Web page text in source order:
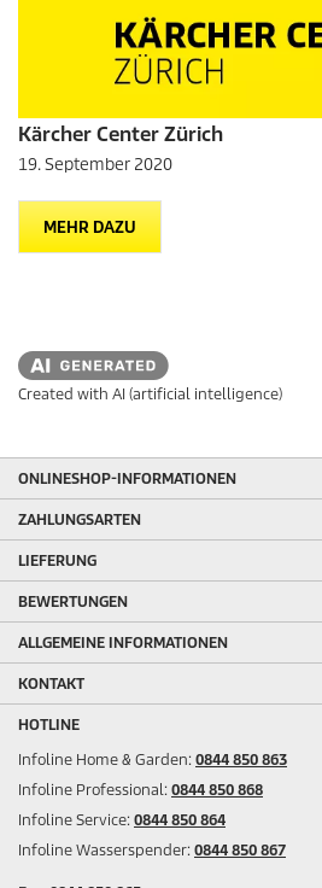
Kärcher Center Zürich
19. September 2020
MEHR DAZU
Created with AI (artificial intelligence)
ONLINESHOP-INFORMATIONEN
ZAHLUNGSARTEN
LIEFERUNG
BEWERTUNGEN
ALLGEMEINE INFORMATIONEN
KONTAKT
HOTLINE
Infoline Home & Garden: 0844 850 863
Infoline Professional: 0844 850 868
Infoline Service: 0844 850 864
Infoline Wasserspender: 0844 850 867